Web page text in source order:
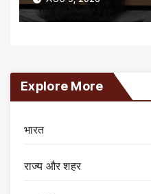
Explore More
भारत
राज्य और शहर